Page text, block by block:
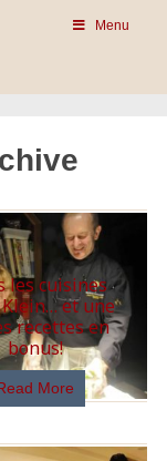
Menu
les cuisines
Klein… et une
recettes en
bonus!
More